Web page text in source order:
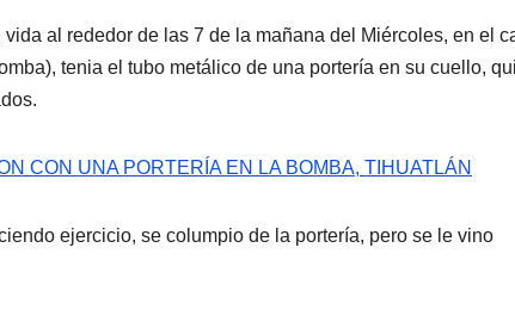
al rededor de las 7 de la mañana del Miércoles, en el
tenia el tubo metálico de una portería en su cuello,
CON UNA PORTERÍA EN LA BOMBA, TIHUATLÁN
ejercicio, se columpio de la portería, pero se le vino